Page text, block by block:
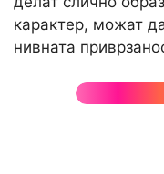
карактер, можат
нивната